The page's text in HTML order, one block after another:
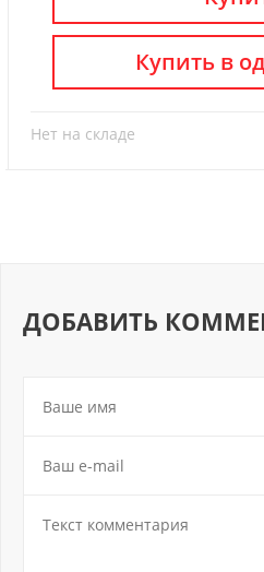
Нет на складе
Купить в
ДОБАВИТЬ